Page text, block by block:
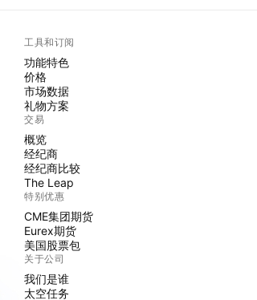
工具和订阅
功能特色
价格
市场数据
礼物方案
交易
概览
经纪商
经纪商比较
The Leap
特别优惠
CME集团期货
Eurex期货
美国股票包
关于公司
我们是谁
太空任务